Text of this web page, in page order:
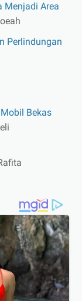
Menjadi Area
Perlindungan
Bekas